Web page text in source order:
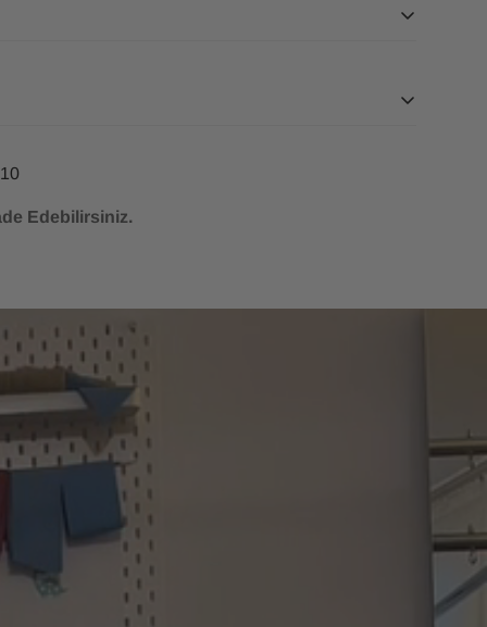
Edebilirsiniz.